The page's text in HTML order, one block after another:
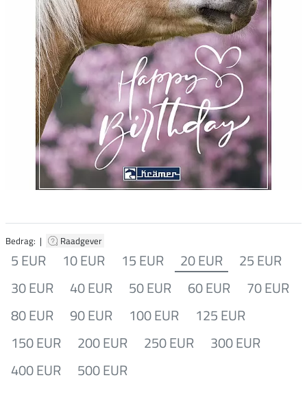
Bedrag: | Raadgever
5 EUR 10 EUR 15 EUR 20 EUR
25 EUR
30 EUR
40 EUR 50 EUR 60 EUR
70 EUR
80 EUR
90 EUR 100 EUR
125 EUR
150 EUR
200 EUR 250 EUR
300 EUR
400 EUR
500 EUR